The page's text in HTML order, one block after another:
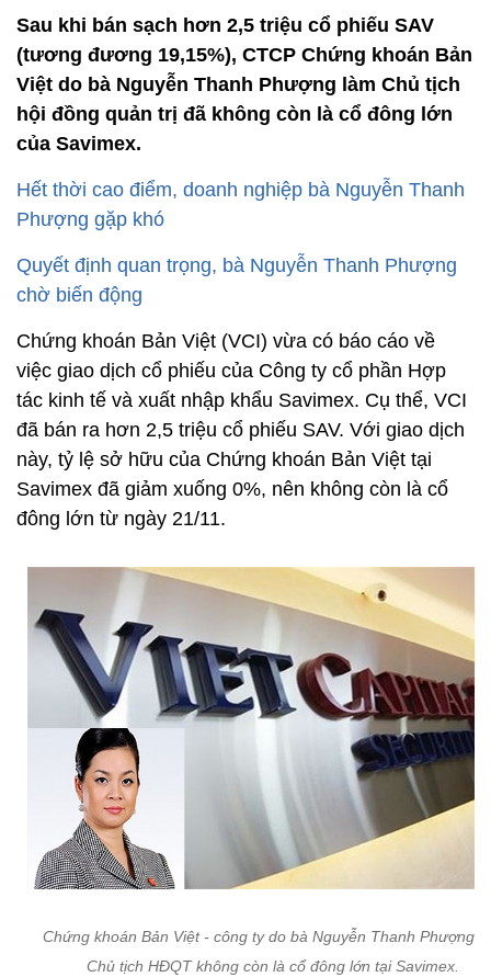
Sau khi bán sạch hơn 2,5 triệu cổ phiếu SAV
(tương đương 19,15%), CTCP Chứng khoán Bản
Việt do bà Nguyễn Thanh Phượng làm Chủ tịch
hội đồng quản trị đã không còn là cổ đông lớn
của Savimex.
Hết thời cao điểm, doanh nghiệp bà Nguyễn Thanh
Phượng gặp khó
Quyết định quan trọng, bà Nguyễn Thanh Phượng
chờ biến động
Chứng khoán Bản Việt (VCI) vừa có báo cáo về
việc giao dịch cổ phiếu của Công ty cổ phần Hợp
tác kinh tế và xuất nhập khẩu Savimex. Cụ thể, VCI
đã bán ra hơn 2,5 triệu cổ phiếu SAV. Với giao dịch
này, tỷ lệ sở hữu của Chứng khoán Bản Việt tại
Savimex đã giảm xuống 0%, nên không còn là cổ
đông lớn từ ngày 21/11.
Chứng khoán Bản Việt - công ty do bà Nguyễn Thanh Phượng
Chủ tịch HĐQT không còn là cổ đông lớn tại Savimex.